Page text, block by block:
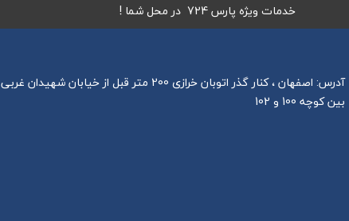
خدمات ویژه پارس 724 در محل شما !
آدرس: اصفهان ، کنار گذر اتوبان خرازی 200 متر قبل از خیابان شهیدان غربی
بین کوچه 100 و 102